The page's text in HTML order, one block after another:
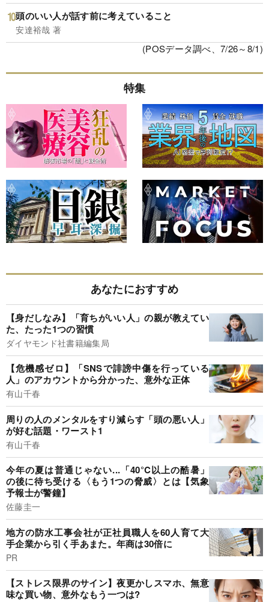
頭のいい人が話す前に考えていること
安達裕哉 著
(POSデータ調べ、7/26～8/1)
特集
あなたにおすすめ
【身だしなみ】「育ちがいい人」の親が教えてい
た、たった1つの習慣
ダイヤモンド社書籍編集局
【危機感ゼロ】「SNSで誹謗中傷を行っている
人」のアカウントから分かった、意外な正体
有山千春
周りの人のメンタルをすり減らす「頭の悪い人」
が好む話題・ワースト1
有山千春
今年の夏は普通じゃない...「40°C以上の酷暑」
の後に待ち受ける〈もう1つの脅威〉とは【気象
予報士が警鐘】
佐藤圭一
地方の防水工事会社が正社員職人を60人育て大
手企業から引く手あまた。年商は30倍に
PR
【ストレス限界のサイン】夜更かしスマホ、無意
味な買い物、意外なもう一つは?